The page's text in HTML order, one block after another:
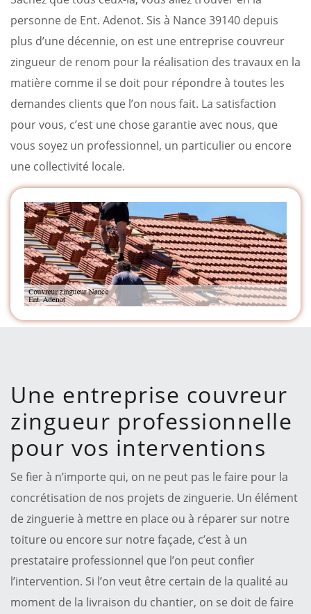
personne de Ent. Adenot. Sis à Nance 39140 depuis
plus d’une décennie, on est une entreprise couvreur
zingueur de renom pour la réalisation des travaux en la
matière comme il se doit pour répondre à toutes les
demandes clients que l’on nous fait. La satisfaction
pour vous, c’est une chose garantie avec nous, que
vous soyez un professionnel, un particulier ou encore
une collectivité locale.
Une entreprise couvreur
zingueur professionnelle
pour vos interventions
Se fier à n’importe qui, on ne peut pas le faire pour la
concrétisation de nos projets de zinguerie. Un élément
de zinguerie à mettre en place ou à réparer sur notre
toiture ou encore sur notre façade, c’est à un
prestataire professionnel que l’on peut confier
l’intervention. Si l’on veut être certain de la qualité au
moment de la livraison du chantier, on se doit de faire